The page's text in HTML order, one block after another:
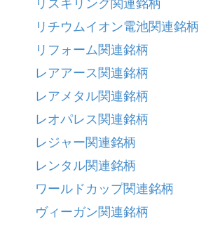
リスキリング関連銘柄
リチウムイオン電池関連銘柄
リフォーム関連銘柄
レアアース関連銘柄
レアメタル関連銘柄
レオパレス関連銘柄
レジャー関連銘柄
レンタル関連銘柄
ワールドカップ関連銘柄
ヴィーガン関連銘柄